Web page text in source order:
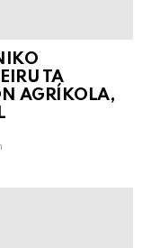
TA
AGRÍKOLA,